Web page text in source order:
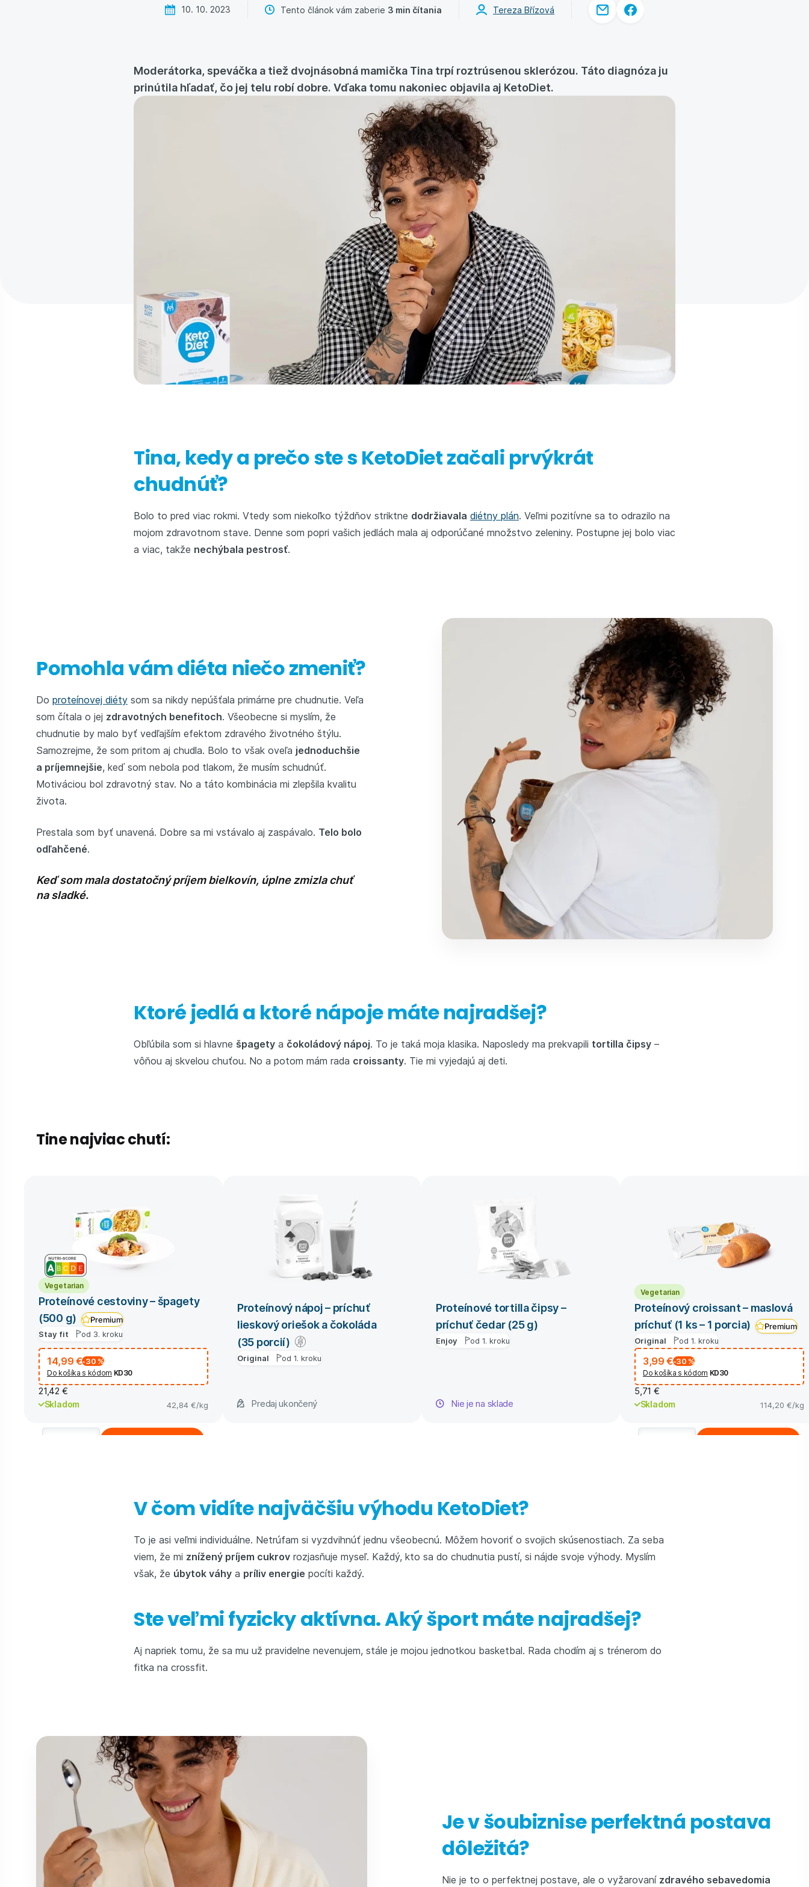
10. 10. 2023 Tento článok vám zaberie 3 min čítania Tereza Břízová
Moderátorka, speváčka a tiež dvojnásobná mamička Tina trpí roztrúsenou sklerózou. Táto diagnóza ju
prinútila hľadať, čo jej telu robí dobre. Vďaka tomu nakoniec objavila aj KetoDiet.
Tina, kedy a prečo ste s KetoDiet začali prvýkrát
chudnúť?
Bolo to pred viac rokmi. Vtedy som niekoľko týždňov striktne dodržiavala diétny plán. Veľmi pozitívne sa to odrazilo na
mojom zdravotnom stave. Denne som popri vašich jedlách mala aj odporúčané množstvo zeleniny. Postupne jej bolo viac
a viac, takže nechýbala pestrosť.
Pomohla vám diéta niečo zmeniť?
Do proteínovej diéty som sa nikdy nepúšťala primárne pre chudnutie. Veľa
som čítala o jej zdravotných benefitoch. Všeobecne si myslím, že
chudnutie by malo byť vedľajším efektom zdravého životného štýlu.
Samozrejme, že som pritom aj chudla. Bolo to však oveľa jednoduchšie
a príjemnejšie, keď som nebola pod tlakom, že musím schudnúť.
Motiváciou bol zdravotný stav. No a táto kombinácia mi zlepšila kvalitu
života.
Prestala som byť unavená. Dobre sa mi vstávalo aj zaspávalo. Telo bolo
odľahčené.
Keď som mala dostatočný príjem bielkovín, úplne zmizla chuť
na sladké.
Ktoré jedlá a ktoré nápoje máte najradšej?
Obľúbila som si hlavne špagety a čokoládový nápoj. To je taká moja klasika. Naposledy ma prekvapili tortilla čipsy –
vôňou aj skvelou chuťou. No a potom mám rada croissanty. Tie mi vyjedajú aj deti.
Tine najviac chutí:
Vegetarian
Proteínové cestoviny – špagety
(500 g)
Premium
Stay fit od 3. kroku
14,99 €-30 %
Do košíka s kódom KD30
21,42 €
Skladom 42,84 €/kg
Proteínový nápoj – príchuť
lieskový oriešok a čokoláda
(35 porcií)
Original od 1. kroku
Predaj ukončený
Proteínové tortilla čipsy –
príchuť čedar (25 g)
Enjoy od 1. kroku
Nie je na sklade
Vegetarian
Proteínový croissant – maslová
príchuť (1 ks – 1 porcia)
Premium
Original od 1. kroku
3,99 €-30 %
Do košíka s kódom KD30
5,71 €
Skladom 114,20 €/kg
V čom vidíte najväčšiu výhodu KetoDiet?
To je asi veľmi individuálne. Netrúfam si vyzdvihnúť jednu všeobecnú. Môžem hovoriť o svojich skúsenostiach. Za seba
viem, že mi znížený príjem cukrov rozjasňuje myseľ. Každý, kto sa do chudnutia pustí, si nájde svoje výhody. Myslím
však, že úbytok váhy a príliv energie pocíti každý.
Ste veľmi fyzicky aktívna. Aký šport máte najradšej?
Aj napriek tomu, že sa mu už pravidelne nevenujem, stále je mojou jednotkou basketbal. Rada chodím aj s trénerom do
fitka na crossfit.
Je v šoubiznise perfektná postava
dôležitá?
Nie je to o perfektnej postave, ale o vyžarovaní zdravého sebavedomia